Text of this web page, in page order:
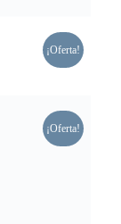
¡Oferta!
¡Oferta!